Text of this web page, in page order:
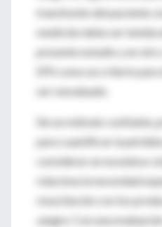
transfusión del paciente,
medición debe ser tenida
presente estudio y en otro
EPS como un criterio
ser reevaluado.
Sin un método confiable,
para cuantificar la
considerar un novedoso
relaciona la necesidad
resucitación con los
sangre. Con una